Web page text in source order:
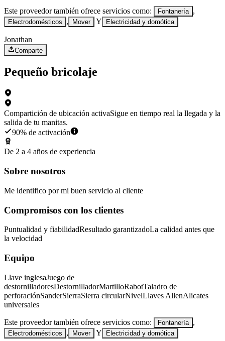
Este proveedor también ofrece servicios como: Fontanería ,
Electrodomésticos , Mover Y Electricidad y domótica
Jonathan
Comparte
Pequeño bricolaje
Compartición de ubicación activaSigue en tiempo real la llegada y la
salida de tu manitas.
90% de activación
De 2 a 4 años de experiencia
Sobre nosotros
Me identifico por mi buen servicio al cliente
Compromisos con los clientes
Puntualidad y fiabilidadResultado garantizadoLa calidad antes que
la velocidad
Equipo
Llave inglesaJuego de
destornilladoresDestornilladorMartilloRabotTaladro de
perforaciónSanderSierraSierra circularNivelLlaves AllenAlicates
universales
Este proveedor también ofrece servicios como: Fontanería ,
Electrodomésticos , Mover Y Electricidad y domótica